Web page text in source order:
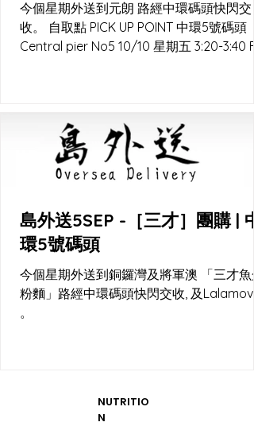
今個星期外送到元朗 路經中環碼頭快閃交
收。 自取點 PICK UP POINT 中環5號碼頭
Central pier No5 10/10 星期五 3:20-3:40
島外送5SEP -［三才］團購 | 中
環5號碼頭
今個星期外送到銅鑼灣及將軍澳 「三才魚
粉麵」路經中環碼頭快閃交收, 及Lalamove
。
NUTRITIO
N